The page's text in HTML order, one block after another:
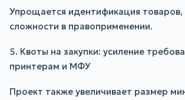
Упрощается идентификация товаров,
сложности в правоприменении.
5. Квоты на закупки: усиление
принтерам и МФУ
Проект также увеличивает размер